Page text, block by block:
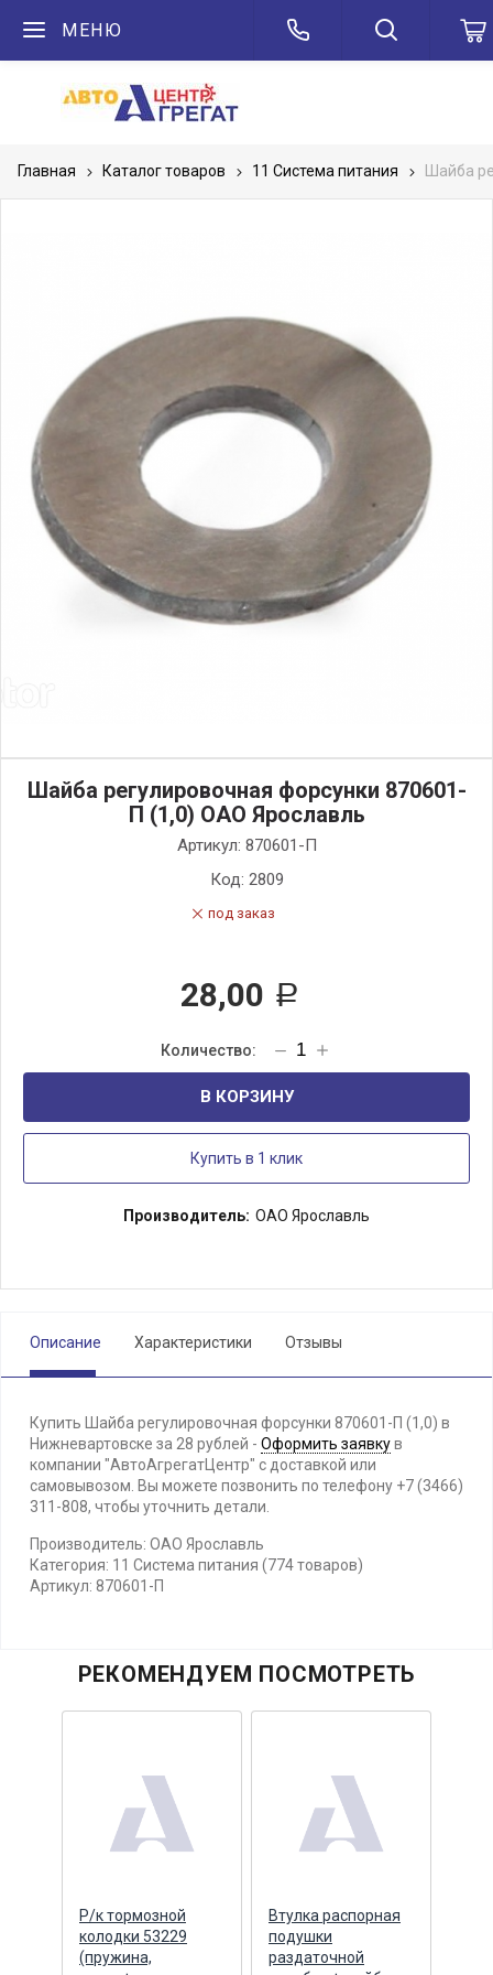
МЕНЮ
Главная Каталог товаров 11 Система питания Шайба
Шайба регулировочная форсунки 870601-
П (1,0) ОАО Ярославль
Артикул: 870601-П
Код: 2809
под заказ
28,00 Р
В КОРЗИНУ
Купить в 1 клик
Производитель: ОАО Ярославль
Описание Характеристики Отзывы
Купить Шайба регулировочная форсунки 870601-П (1,0) в
Нижневартовске за 28 рублей - Оформить заявкув
компании "АвтоАгрегатЦентр" с доставкой или
самовывозом. Вы можете позвонить по телефону +7 (3466)
311-808, чтобы уточнить детали.
Производитель: ОАО Ярославль
Категория: 11 Система питания (774 товаров)
Артикул: 870601-П
РЕКОМЕНДУЕМ ПОСМОТРЕТЬ
Р/к тормозной
колодки 53229
(пружина,
Втулка распорная
подушки
раздаточной